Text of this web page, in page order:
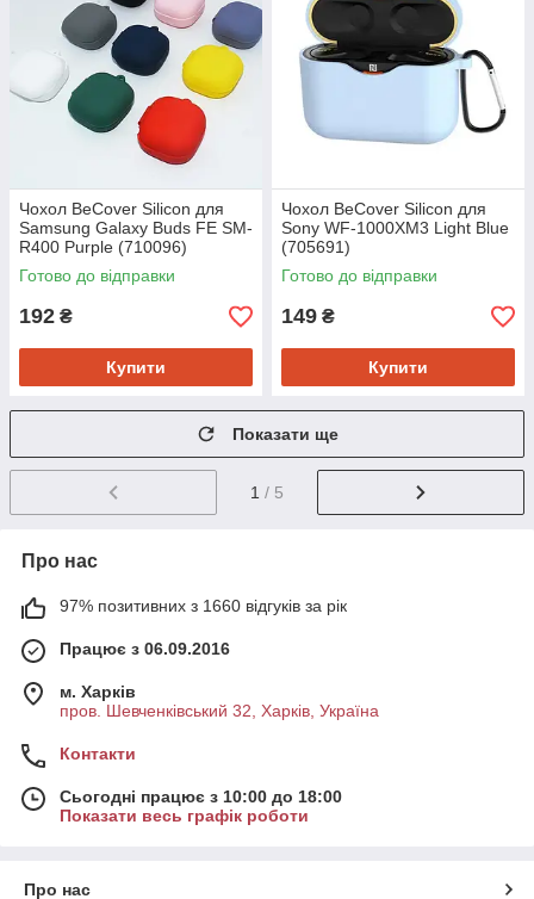
Чохол BeCover Silicon для
Samsung Galaxy Buds FE SM-
R400 Purple (710096)
Готово до відправки
192 ₴
Купити
Чохол BeCover Silicon для
Sony WF-1000XM3 Light Blue
(705691)
Готово до відправки
149 ₴
Купити
Показати ще
1 / 5
Про нас
97% позитивних з 1660 відгуків за рік
Працює з 06.09.2016
м. Харків
пров. Шевченківський 32, Харків, Україна
Контакти
Сьогодні працює з 10:00 до 18:00
Показати весь графік роботи
Про нас